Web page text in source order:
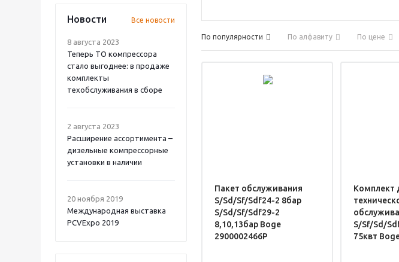
Новости Все новости
8 августа 2023
Теперь ТО компрессора
стало выгоднее: в продаже
комплекты
техобслуживания в сборе
2 августа 2023
Расширение ассортимента –
дизельные компрессорные
установки в наличии
20 ноября 2019
Международная выставка
PCVExpo 2019
По популярности По алфавиту По цене
Пакет обслуживания
S/Sd/Sf/Sdf24-2 8бар
S/Sd/Sf/Sdf29-2
8,10,13бар Boge
2900002466P
Комплект
S/Sf/Sd/
75квт